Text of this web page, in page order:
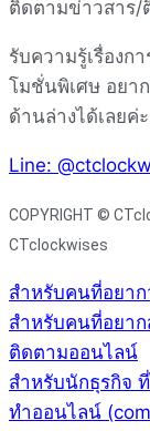
ติดตามข่าวสาร/
รับความรู้เรื่องก
โมชั่นพิเศษ อยา
ด้านล่างได้เลยค่ะ
Line:
COPYRIGHT ©
CTclockwises
สำหรับคนที่อยา
สำหรับคนที่อยาก
ติดตามออนไลน์
สำหรับนักธุรกิจ
ทำออนไลน์